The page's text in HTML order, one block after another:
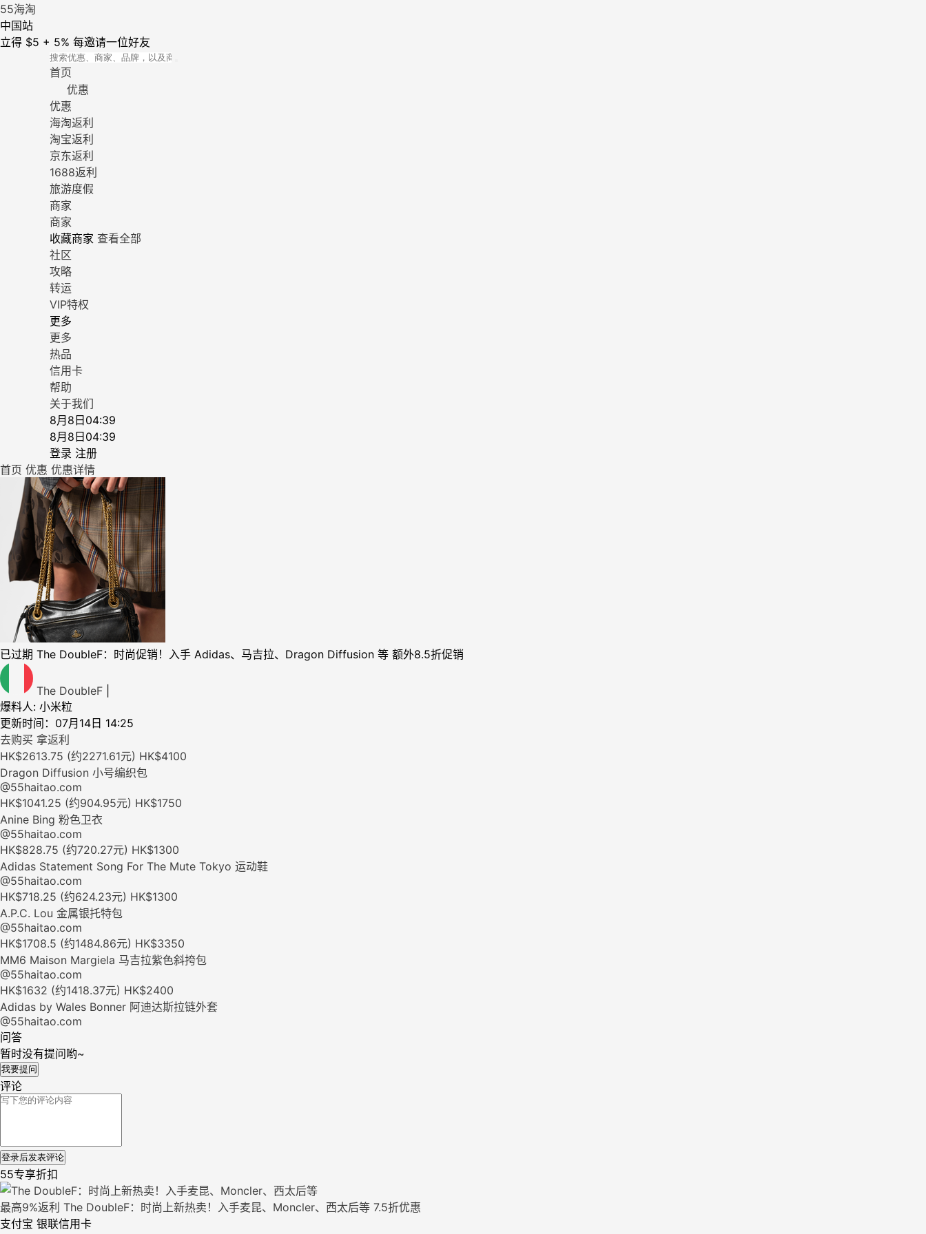
55海淘
中国站
立得 $5 + 5% 每邀请一位好友
首页
优惠
优惠
海淘返利
淘宝返利
京东返利
1688返利
旅游度假
商家
商家
收藏商家 查看全部
社区
攻略
转运
VIP特权
更多
更多
热品
信用卡
帮助
关于我们
8月8日04:39
8月8日04:39
登录 注册
首页 优惠 优惠详情
已过期 The DoubleF：时尚促销！入手 Adidas、马吉拉、Dragon Diffusion 等 额外8.5折促销
The DoubleF
爆料人: 小米粒
更新时间：07月14日 14:25
去购买 拿返利
HK$2613.75 (约2271.61元) HK$4100
Dragon Diffusion 小号编织包
@55haitao.com
HK$1041.25 (约904.95元) HK$1750
Anine Bing 粉色卫衣
@55haitao.com
HK$828.75 (约720.27元) HK$1300
Adidas Statement Song For The Mute Tokyo 运动鞋
@55haitao.com
HK$718.25 (约624.23元) HK$1300
A.P.C. Lou 金属银托特包
@55haitao.com
HK$1708.5 (约1484.86元) HK$3350
MM6 Maison Margiela 马吉拉紫色斜挎包
@55haitao.com
HK$1632 (约1418.37元) HK$2400
Adidas by Wales Bonner 阿迪达斯拉链外套
@55haitao.com
问答
暂时没有提问哟~
我要提问
评论
登录后发表评论
55专享折扣
最高9%返利 The DoubleF：时尚上新热卖！入手麦昆、Moncler、西太后等 7.5折优惠
支付宝 银联信用卡